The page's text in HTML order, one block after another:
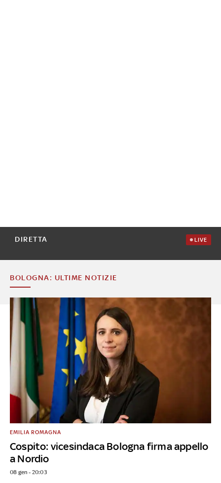
DIRETTA LIVE
BOLOGNA: ULTIME NOTIZIE
Cospito: vicesindaca Bologna firma appello
a Nordio
EMILIA ROMAGNA
08 gen - 20:03